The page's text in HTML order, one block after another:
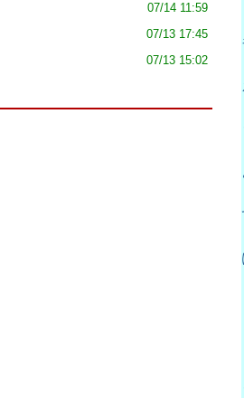
07/14 11:59
07/13 17:45
07/13 15:02